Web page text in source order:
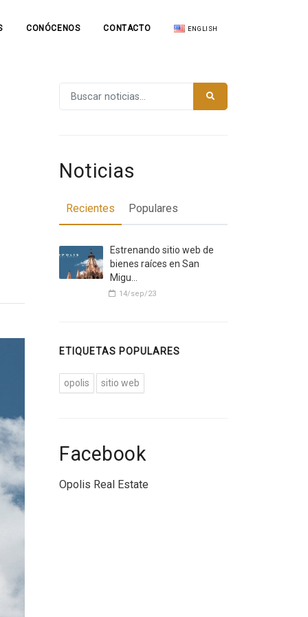
CONÓCENOS CONTACTO ENGLISH
Noticias
Recientes Populares
Estrenando sitio web de
bienes raíces en San
Migu…
14/sep/23
ETIQUETAS POPULARES
opolis sitio web
Facebook
Opolis Real Estate